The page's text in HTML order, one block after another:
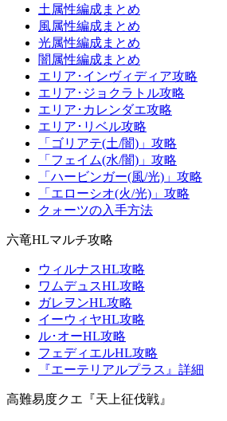
土属性編成まとめ
風属性編成まとめ
光属性編成まとめ
闇属性編成まとめ
エリア･インヴィディア攻略
エリア･ジョクラトル攻略
エリア･カレンダエ攻略
エリア･リベル攻略
「ゴリアテ(土/闇)」攻略
「フェイム(水/闇)」攻略
「ハービンガー(風/光)」攻略
「エローシオ(火/光)」攻略
クォーツの入手方法
六竜HLマルチ攻略
ウィルナスHL攻略
ワムデュスHL攻略
ガレヲンHL攻略
イーウィヤHL攻略
ル･オーHL攻略
フェディエルHL攻略
『エーテリアルプラス』詳細
高難易度クエ『天上征伐戦』